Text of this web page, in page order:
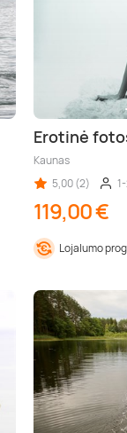
Erotinė
Kaunas
5,00 (2)
119,00 €
Lojalumo